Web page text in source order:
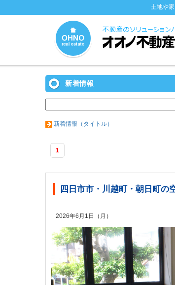
土地や
新着情報
新着情報（タイトル）
1
四日市市・川越町・朝日町の
2026年6月1日（月）